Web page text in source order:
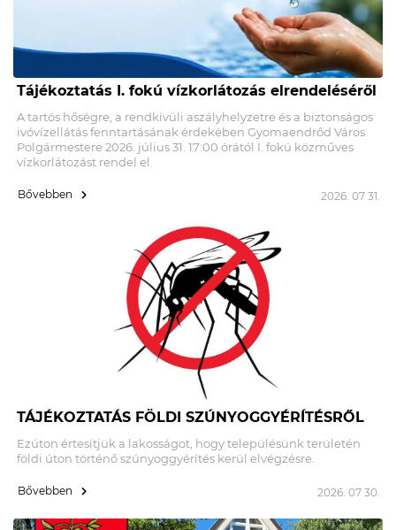
Tájékoztatás I. fokú vízkorlátozás elrendeléséről
A tartós hőségre, a rendkívüli aszályhelyzetre és a biztonságos
ivóvízellátás fenntartásának érdekében Gyomaendrőd Város
Polgármestere 2026. július 31. 17:00 órától I. fokú közműves
vízkorlátozást rendel el.
Bővebben 2026. 07 31.
TÁJÉKOZTATÁS FÖLDI SZÚNYOGGYÉRÍTÉSRŐL
Ezúton értesítjük a lakosságot, hogy településünk területén
földi úton történő szúnyoggyérítés kerül elvégzésre.
Bővebben 2026. 07 30.